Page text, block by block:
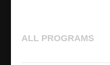
ALL PROGRAMS